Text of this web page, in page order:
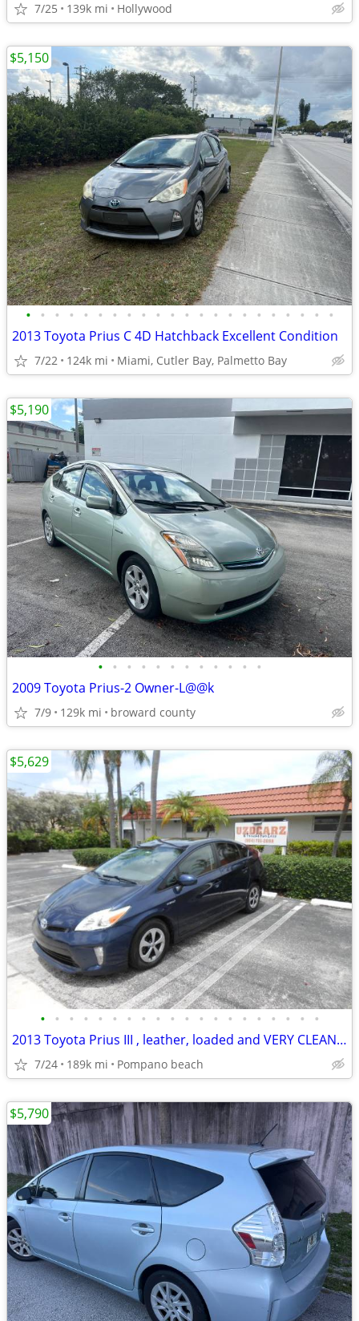
7/25 139k mi Hollywood
• • • • • • • • • • • • • • • • • • • • • •
2013 Toyota Prius C 4D Hatchback Excellent Condition
7/22 124k mi Miami, Cutler Bay, Palmetto Bay
$5,150
• • • • • • • • • • • •
2009 Toyota Prius-2 Owner-L@@k
7/9 129k mi broward county
$5,190
• • • • • • • • • • • • • • • • • • • •
2013 Toyota Prius III , leather, loaded and VERY CLEAN! Up to 50MPG !
7/24 189k mi Pompano beach
$5,629
$5,790